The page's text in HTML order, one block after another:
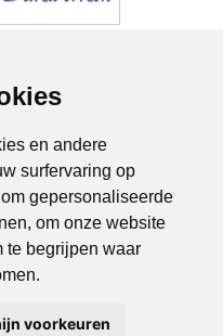
en andere
surfervaring op
gepersonaliseerde
om onze website
te begrijpen waar
voorkeuren